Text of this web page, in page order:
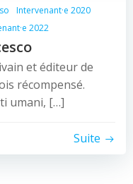
Intervenant·e 2020
2022
et éditeur de
récompensé.
umani, […]
Suite